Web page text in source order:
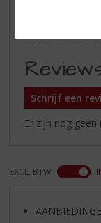
Schrijf een
Er zijn nog
EXCL. BTW